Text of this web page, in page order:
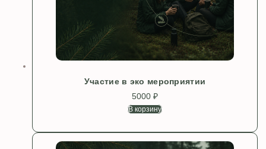
Участие в эко мероприятии
5000 ₽
В корзину